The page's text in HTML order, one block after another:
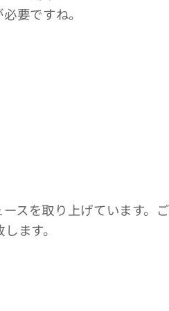
要ですね。
スを取り上げています。ご
ます。